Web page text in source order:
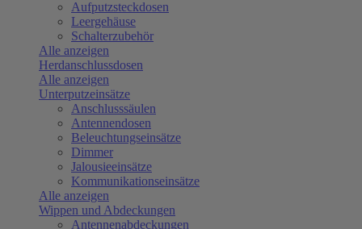
Aufputzsteckdosen
Leergehäuse
Schalterzubehör
Alle anzeigen
Herdanschlussdosen
Alle anzeigen
Unterputzeinsätze
Anschlusssäulen
Antennendosen
Beleuchtungseinsätze
Dimmer
Jalousieeinsätze
Kommunikationseinsätze
Alle anzeigen
Wippen und Abdeckungen
Antennenabdeckungen